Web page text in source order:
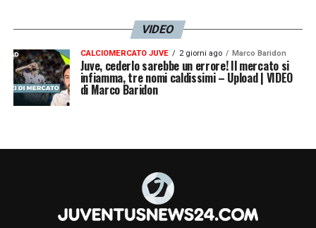
VIDEO
CALCIOMERCATO JUVE 2 giorni ago Marco Baridon
Juve, cederlo sarebbe un errore! Il mercato si
infiamma, tre nomi caldissimi – Upload | VIDEO
di Marco Baridon